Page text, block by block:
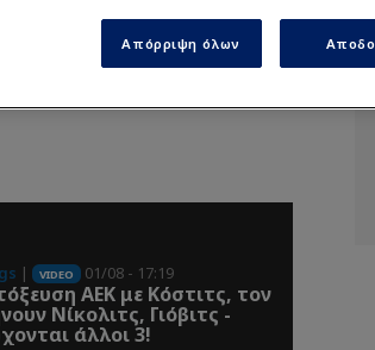
| VIDEO 01/08 - 17:19
ΑΕΚ με Κόστιτς, τον
Νίκολιτς, Γιόβιτς -
άλλοι 3!
Απόρριψη όλων